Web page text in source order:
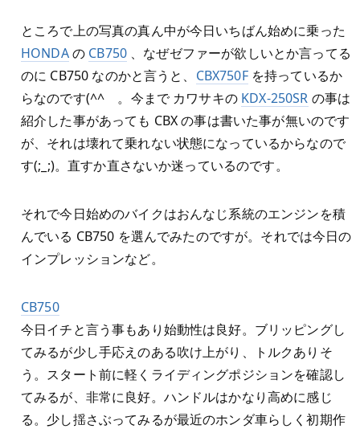
ところで上の写真の真ん中が今日いちばん始めに乗った
HONDAの CB750 、なぜゼファーが欲しいとか言ってる
のに CB750 なのかと言うと、 CBX750Fを持っているか
らなのです(^^ゞ。今まで カワサキの KDX-250SR の事は
紹介した事があっても CBX の事は書いた事が無いのです
が、それは壊れて乗れない状態になっているからなので
す(;_;)。直すか直さないか迷っているのです。
それで今日始めのバイクはおんなじ系統のエンジンを積
んでいる CB750 を選んでみたのですが。それでは今日の
インプレッションなど。
CB750
今日イチと言う事もあり始動性は良好。ブリッピングし
てみるが少し手応えのある吹け上がり、トルクありそ
う。スタート前に軽くライディングポジションを確認し
てみるが、非常に良好。ハンドルはかなり高めに感じ
る。少し揺さぶってみるが最近のホンダ車らしく初期作